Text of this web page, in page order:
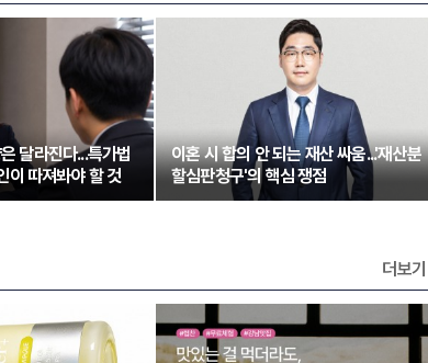
달라진다...특가법
이 따져봐야 할 것
이혼 시 합의 안 되는 재산 싸움...'재산분
할심판청구'의 핵심 쟁점
더보기